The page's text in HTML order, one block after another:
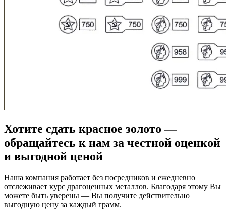
Хотите сдать красное золото —
обращайтесь к нам за честной оценкой
и выгодной ценой
Наша компания работает без посредников и ежедневно
отслеживает курс драгоценных металлов. Благодаря этому Вы
можете быть уверены — Вы получите действительно
выгодную цену за каждый грамм.